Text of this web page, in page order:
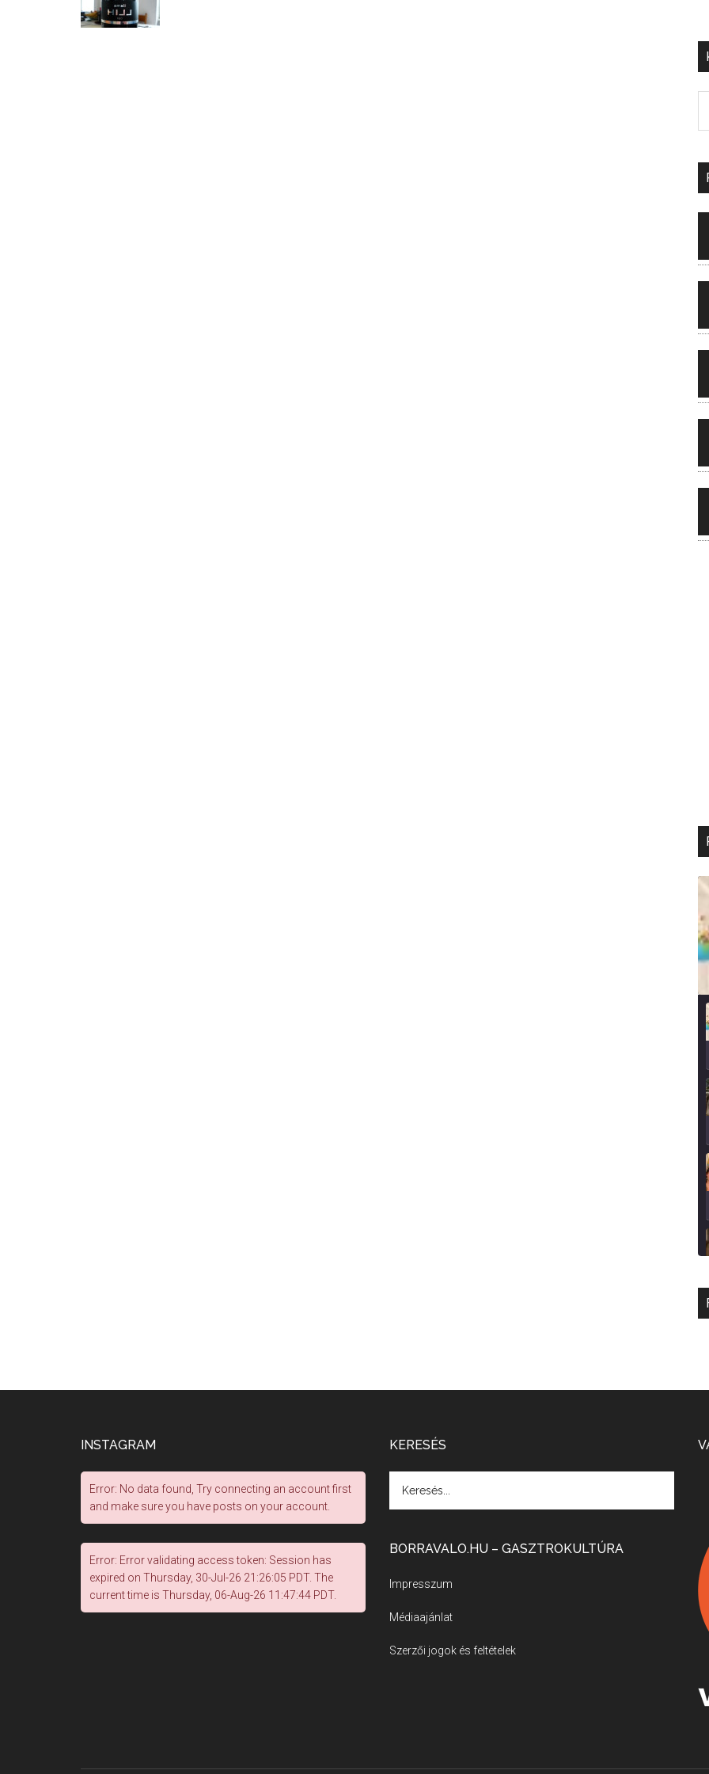
INSTAGRAM
Error: No data found, Try connecting an account first
and make sure you have posts on your account.
Error: Error validating access token: Session has
expired on Thursday, 30-Jul-26 21:26:05 PDT. The
current time is Thursday, 06-Aug-26 11:47:44 PDT.
KERESÉS
BORRAVALO.HU – GASZTROKULTÚRA
Impresszum
Médiaajánlat
Szerzői jogok és feltételek